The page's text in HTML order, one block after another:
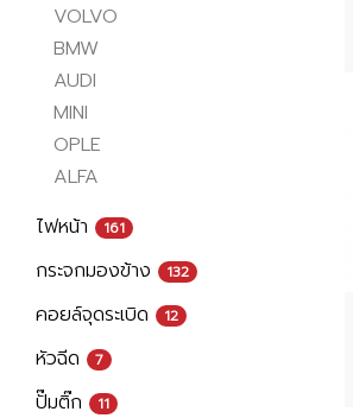
VOLVO
BMW
AUDI
MINI
OPLE
ALFA
ไฟหน้า
161
กระจกมองข้าง 132
คอยล์จุดระเบิด 12
หัวฉีด 7
ปั๊มติ๊ก 11